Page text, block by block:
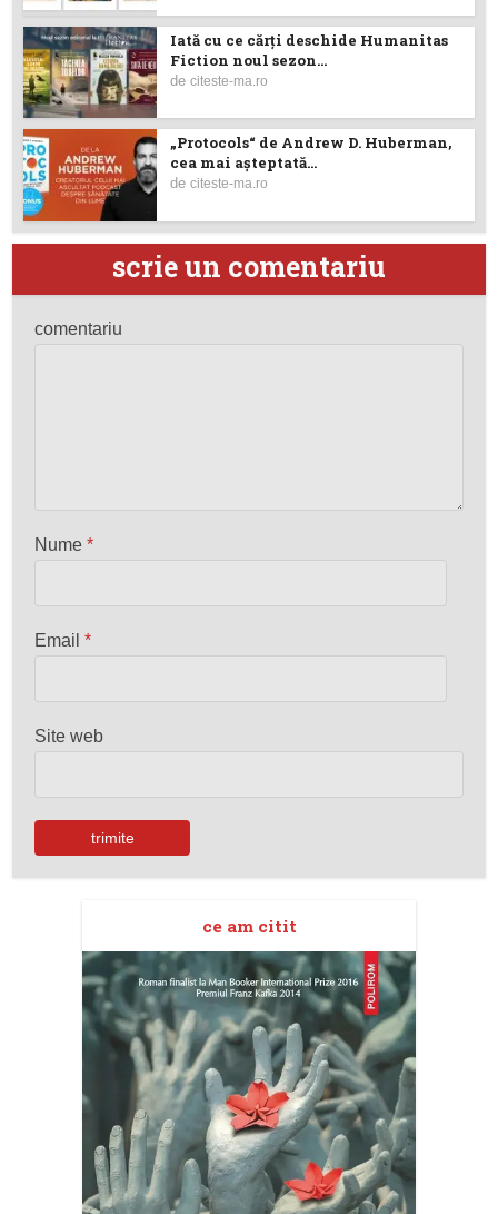
Iată cu ce cărţi deschide Humanitas
Fiction noul sezon...
deciteste-ma.ro
„Protocols“ de Andrew D. Huberman,
cea mai așteptată...
deciteste-ma.ro
scrie un comentariu
comentariu
Nume*
Email*
Site web
ce am citit